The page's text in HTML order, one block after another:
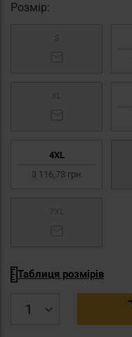
Pозмір:
4XL
3 116,73 грн
Таблиця розмірів